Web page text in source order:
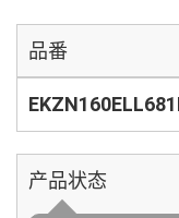
品番
产品状态